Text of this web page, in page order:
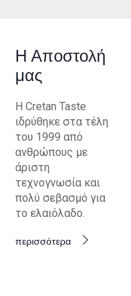
Η Αποστολή
μας
Η Cretan Taste
ιδρύθηκε στα τέλη
του 1999 από
ανθρώπους με
άριστη
τεχνογνωσία και
πολύ σεβασμό για
το ελαιόλαδο.
περισσότερα